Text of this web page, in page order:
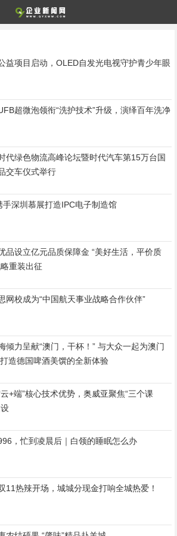
益项目启动，OLED自发光电视守护青少年眼
超微泡领衔“洗护技术”升级，演绎百年洗净
代绿色物流高峰论坛暨时代汽车第15万台国
交车仪式举行
手深圳慕展打造IPC电子制造馆
品设立亿元品质保障金 “美好生活，平价质
重装出征
网校成为“中国航天事业战略合作伙伴”
倾力呈献“澳门，干杯！” 与大众一起为澳门
造德国啤酒美馔的全新体验
+端”核心技术优势，奥威亚聚焦“三个课
，忙到凌晨后｜白领的睡眠怎么办
11热辣开场，城城分现金打响全城热爱！